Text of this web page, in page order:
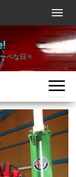
ナ
ビ
ゲ
ー
シ
ョ
ン
切
り
替
え
ベな日々